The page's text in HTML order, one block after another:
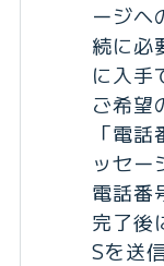
ージへ
続に必
に入手
ご希望
「電
ッセー
電話番
完了後
Sを送